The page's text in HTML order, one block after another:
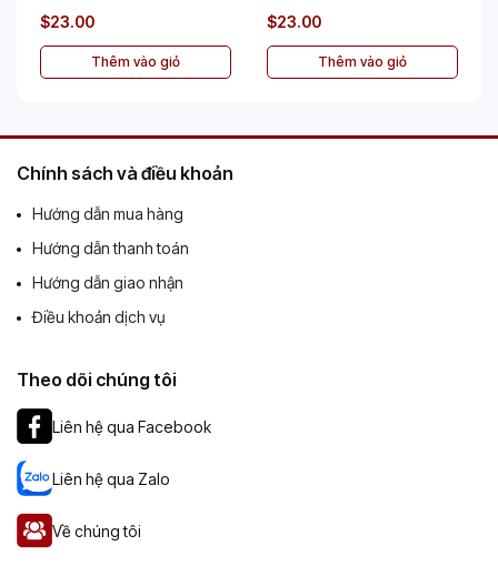
$23.00
Thêm vào giỏ
$23.00
Thêm vào giỏ
Chính sách và điều khoản
Hướng dẫn mua hàng
Hướng dẫn thanh toán
Hướng dẫn giao nhận
Điều khoản dịch vụ
Theo dõi chúng tôi
Liên hệ qua Facebook
Liên hệ qua Zalo
Về chúng tôi